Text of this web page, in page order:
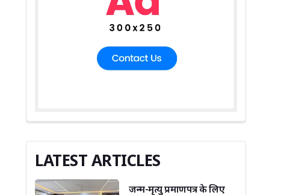
LATEST ARTICLES
जन्म-मृत्यु प्रमाणपत्र के लिए